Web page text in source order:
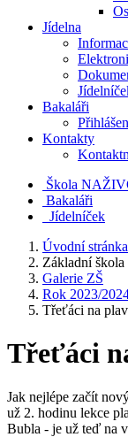
Jídelna
Bakaláři
Kontakty
Škola
Bakaláři
Jídelníček
Úvodní stránka
Základní škola
Galerie ZŠ
Rok 2023/
Třeťáci na
Třeťáci
Jak nejlépe začít
už 2. hodinu lekce
Bubla - je už teď na